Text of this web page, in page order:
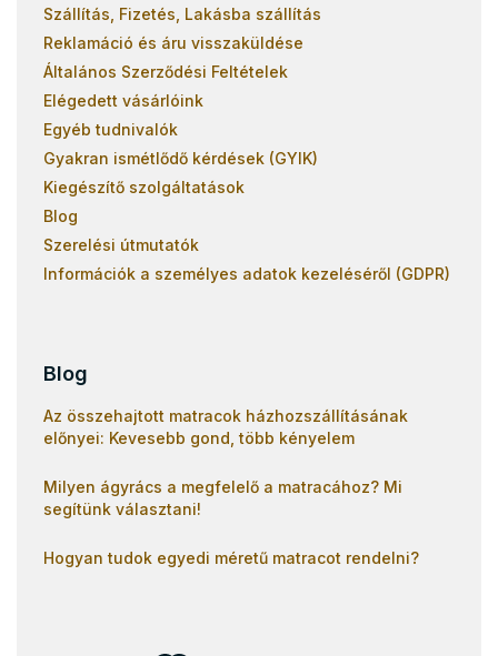
Szállítás, Fizetés, Lakásba szállítás
Reklamáció és áru visszaküldése
Általános Szerződési Feltételek
Elégedett vásárlóink
Egyéb tudnivalók
Gyakran ismétlődő kérdések (GYIK)
Kiegészítő szolgáltatások
Blog
Szerelési útmutatók
Információk a személyes adatok kezeléséről (GDPR)
Blog
Az összehajtott matracok házhozszállításának
előnyei: Kevesebb gond, több kényelem
Milyen ágyrács a megfelelő a matracához? Mi
segítünk választani!
Hogyan tudok egyedi méretű matracot rendelni?